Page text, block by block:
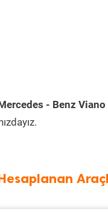
- Benz Viano